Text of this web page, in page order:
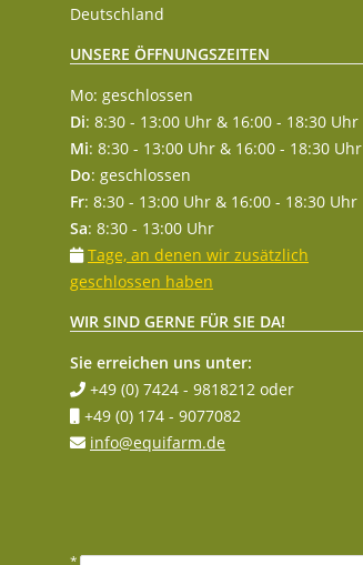
Deutschland
UNSERE ÖFFNUNGSZEITEN
Mo: geschlossen
Di: 8:30 - 13:00 Uhr & 16:00 - 18:30 Uhr
Mi: 8:30 - 13:00 Uhr & 16:00 - 18:30 Uhr
Do: geschlossen
Fr: 8:30 - 13:00 Uhr & 16:00 - 18:30 Uhr
Sa: 8:30 - 13:00 Uhr
Tage, an denen wir zusätzlich
geschlossen haben
WIR SIND GERNE FÜR SIE DA!
Sie erreichen uns unter:
+49 (0) 7424 - 9818212 oder
+49 (0) 174 - 9077082
info@equifarm.de